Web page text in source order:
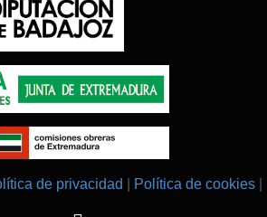
de privacidad Política de cookies